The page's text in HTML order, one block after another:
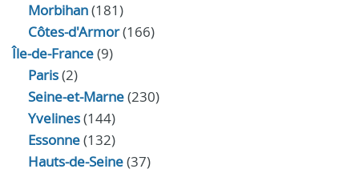
Morbihan(181)
Côtes-d'Armor(166)
Île-de-France(9)
Paris(2)
Seine-et-Marne(230)
Yvelines(144)
Essonne(132)
Hauts-de-Seine(37)